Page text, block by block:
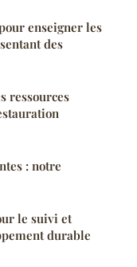
enseigner les
des
ressources
: notre
le suivi et
durable